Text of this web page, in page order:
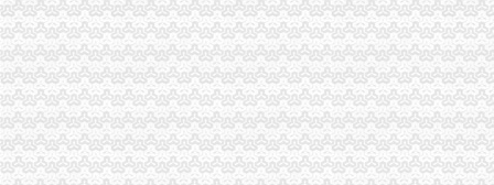
[公告]涪陵榨菜：关于注销下属子公司贵州省山盐酸菜有限公司的公
四川九寨沟地震重庆旅游业无损取消3日内订单-滚动-时政频道-中工网
代理注销分公司
江西泛华保险代理南康分公司等10机构代理业务被注销-保险论坛-金融
【办理公司注销十年代理经验简单快捷税务非正常】-海淀北洼路易登网
公司注销_注销公司-【上海注销公司代理服务中心】_专业、诚信
代办注销分公司
【图】代办北京市公司注销,吊销公司注销,税务疑难注销-北京海淀